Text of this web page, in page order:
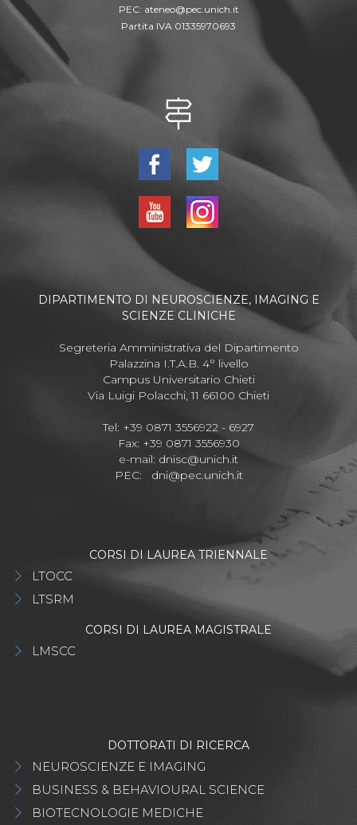
PEC: ateneo@pec.unich.it
Partita IVA 01335970693
DIPARTIMENTO DI NEUROSCIENZE, IMAGING E
SCIENZE CLINICHE
Segreteria Amministrativa del Dipartimento
Palazzina I.T.A.B. 4° livello
Campus Universitario Chieti
Via Luigi Polacchi, 11 66100 Chieti
Tel: +39 0871 3556922 - 6927
Fax: +39 0871 3556930
e-mail: dnisc@unich.it
PEC: dni@pec.unich.it
CORSI DI LAUREA TRIENNALE
LTOCC
LTSRM
CORSI DI LAUREA MAGISTRALE
LMSCC
DOTTORATI DI RICERCA
NEUROSCIENZE E IMAGING
BUSINESS & BEHAVIOURAL SCIENCE
BIOTECNOLOGIE MEDICHE